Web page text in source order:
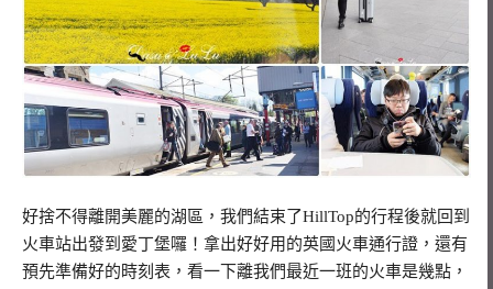
好捨不得離開美麗的湖區，我們結束了HillTop的行程後就回到
火車站出發到愛丁堡囉！拿出好好用的英國火車通行證，還有
預先準備好的時刻表，看一下離我們最近一班的火車是幾點，